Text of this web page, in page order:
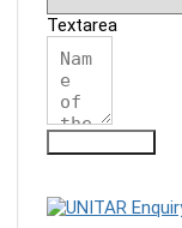
Textarea